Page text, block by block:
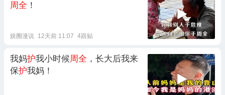
周全 ！
娱圈漫说 12天前 11:07 4跟贴
我妈护我小时候周全 ，长大后我来
保护我妈！